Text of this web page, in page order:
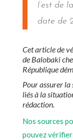
l’est de
date de
Cet article de
de Balobaki
République
Pour assurer la
liés à la
rédaction.
Nos sources
pouvez vérifier